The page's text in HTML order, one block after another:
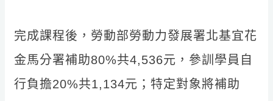
完成課程後，勞動部勞動力發展署北基宜花
金馬分署補助80%共4,536元，參訓學員自
行負擔20%共1,134元；特定對象將補助